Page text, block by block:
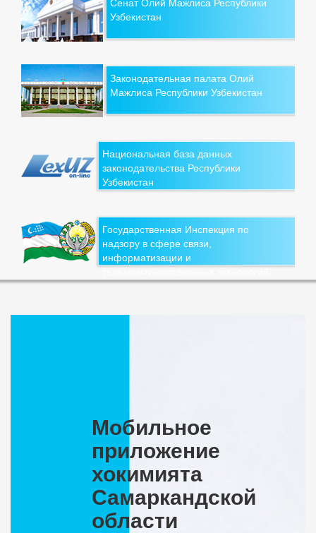
Сенат Олий Мажлиса Республики
Узбекистан
Законодательная палата Олий
Мажлиса Республики Узбекистан
Национальная база данных
законодательства Республики
Узбекистан
Государственная Инспекция по
надзору в сфере связи,
информатизации и
Мобильное
приложение
хокимията
Самаркандской
области